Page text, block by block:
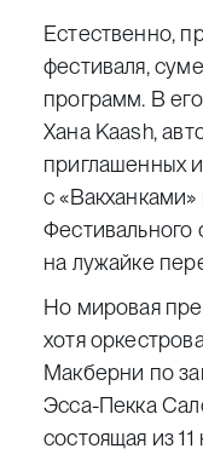
Естественно,
фестиваля,
программ. В
Хана Kaash,
приглашенных
с
Фестивального
на лужайке
Но мировая
хотя
Макберни по
Эсса-Пекка
состоящая из